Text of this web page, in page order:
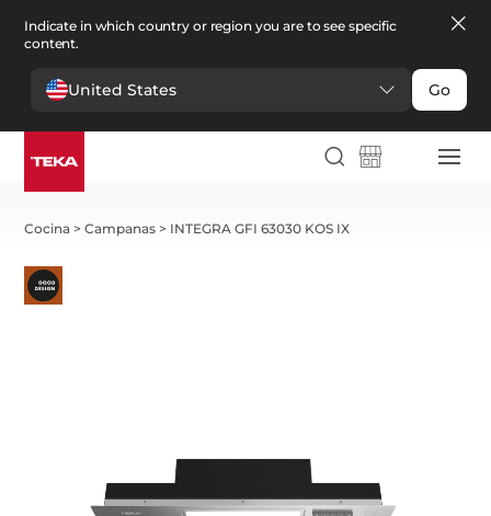
Indicate in which country or region you are to see specific
content.
United States Go
Cocina >Campanas > INTEGRA GFI 63030 KOS IX